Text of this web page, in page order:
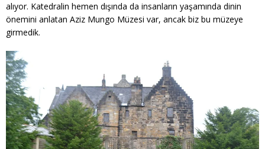
alıyor. Katedralin hemen dışında da insanların yaşamında dinin
önemini anlatan Aziz Mungo Müzesi var, ancak biz bu müzeye
girmedik.